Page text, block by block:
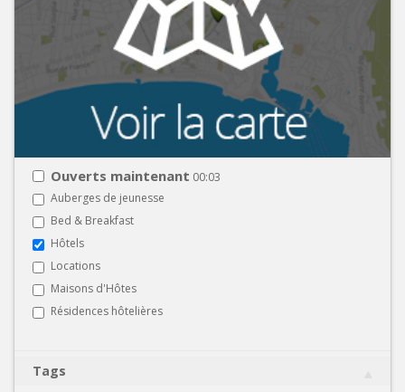
Ouverts maintenant 00:03
Auberges de jeunesse
Bed & Breakfast
Hôtels
Locations
Maisons d'Hôtes
Résidences hôtelières
Tags